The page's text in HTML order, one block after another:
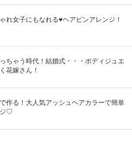
れ女子にもなれる♥ヘアピンアレンジ！
ちゃう時代！結婚式・・・ボディジュエ
花嫁さん！
作る！大人気アッシュヘアカラーで簡単
ジ♡